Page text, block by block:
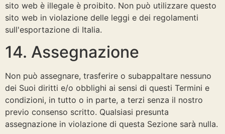
sito web è illegale è proibito. Non può utilizzare questo
sito web in violazione delle leggi e dei regolamenti
sull'esportazione di Italia.
14. Assegnazione
Non può assegnare, trasferire o subappaltare nessuno
dei Suoi diritti e/o obblighi ai sensi di questi Termini e
condizioni, in tutto o in parte, a terzi senza il nostro
previo consenso scritto. Qualsiasi presunta
assegnazione in violazione di questa Sezione sarà nulla.